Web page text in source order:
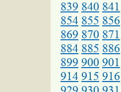
839 840 841
854 855 856
869 870 871
884 885 886
899 900 901
914 915 916